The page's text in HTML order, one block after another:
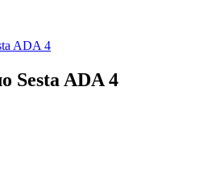
ADA 4
Sesta ADA 4